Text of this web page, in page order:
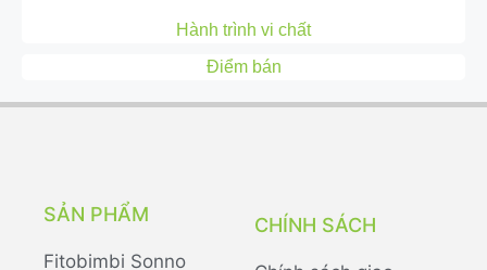
Hành trình vi chất
Điểm bán
SẢN PHẨM
Fitobimbi Sonno
CHÍNH SÁCH